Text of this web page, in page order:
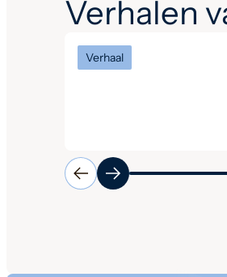
Verhalen
Verhaal